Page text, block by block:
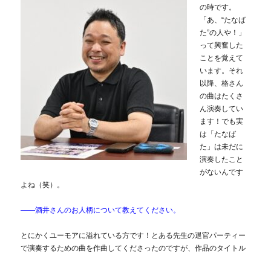
の時です。
「あ、“たなば
た”の人や！」
って興奮した
ことを覚えて
います。それ
以降、格さん
の曲はたくさ
ん演奏してい
ます！でも実
は「たなば
た」は未だに
演奏したこと
がないんです
よね（笑）。
――酒井さんのお人柄について教えてください。
とにかくユーモアに溢れている方です！とある先生の退官パーティー
で演奏するための曲を作曲してくださったのですが、作品のタイトル